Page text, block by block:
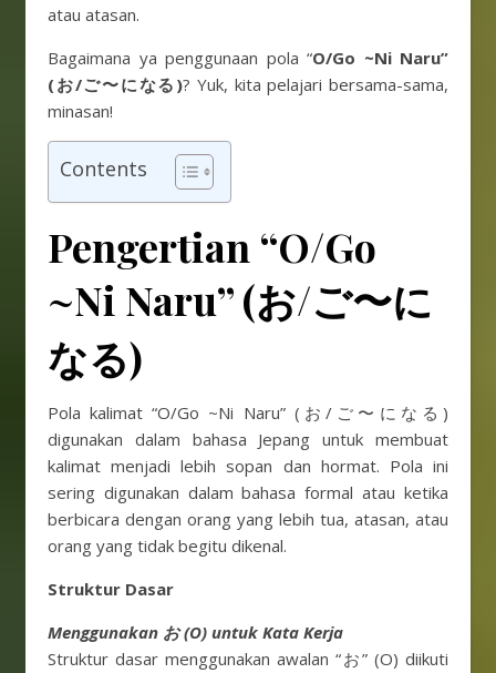
atau atasan.
Bagaimana ya penggunaan pola “O/Go ~Ni Naru”
(お/ご〜になる)? Yuk, kita pelajari bersama-sama,
minasan!
Contents
Pengertian “O/Go
~Ni Naru” (お/ご〜に
なる)
Pola kalimat “O/Go ~Ni Naru” (お/ご〜になる)
digunakan dalam bahasa Jepang untuk membuat
kalimat menjadi lebih sopan dan hormat. Pola ini
sering digunakan dalam bahasa formal atau ketika
berbicara dengan orang yang lebih tua, atasan, atau
orang yang tidak begitu dikenal.
Struktur Dasar
Menggunakan お (O) untuk Kata Kerja
Struktur dasar menggunakan awalan “お” (O) diikuti